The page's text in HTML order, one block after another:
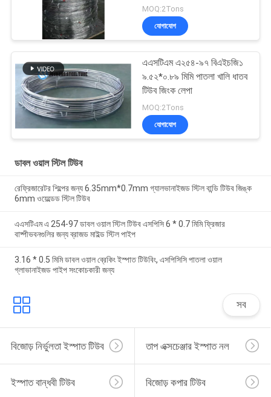
কয়েল
MOQ:2Tons
যোগাযোগ
এএসটিএম এ২৫৪-৯৭ বিএইচজি১
৯.৫২*০.৮৯ মিমি পাতলা খালি ধাতব
টিউব জিংক লেপা
MOQ:2Tons
যোগাযোগ
ডাবল ওয়াল স্টিল টিউব
রেফ্রিজারেটর শিল্পের জন্য 6.35mm*0.7mm গ্যালভানাইজড স্টিল বান্ডি টিউব জিঙ্ক
6mm ওয়েল্ডেড স্টিল টিউব
এএসটিএম এ 254-97 ডাবল ওয়াল স্টিল টিউব এসপিসি 6 * 0.7 মিমি ফ্রিজার
বাষ্পীভবনগুলির জন্য ব্রাজড মাইল্ড স্টিল পাইপ
3.16 * 0.5 মিমি ডাবল ওয়াল ব্রেকিং ইস্পাত টিউবিং, এসপিসিসি পাতলা ওয়াল
গ্লাভানাইজড পাইপ সংকোচকারী জন্য
সব
বিজোড় নির্ভুলতা ইস্পাত টিউব তাপ এক্সচেঞ্জার ইস্পাত নল
ইস্পাত বান্ধবী টিউব বিজোড় কপার টিউব